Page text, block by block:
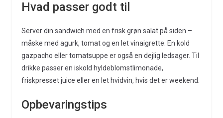
Hvad passer godt til
Server din sandwich med en frisk grøn salat på siden –
måske med agurk, tomat og en let vinaigrette. En kold
gazpacho eller tomatsuppe er også en dejlig ledsager. Til
drikke passer en iskold hyldeblomstlimonade,
friskpresset juice eller en let hvidvin, hvis det er weekend.
Opbevaringstips